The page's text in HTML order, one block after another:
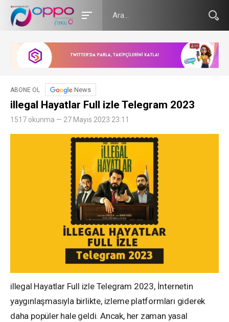
ABONE OL News
illegal Hayatlar Full izle Telegram 2023
1517 okunma — 27 Mayıs 2023 23:11
illegal Hayatlar Full izle Telegram 2023, İnternetin
yaygınlaşmasıyla birlikte, izleme platformları giderek
daha popüler hale geldi. Ancak, her zaman yasal